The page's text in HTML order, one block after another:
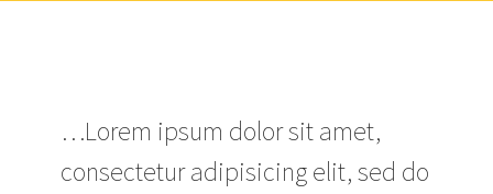
…Lorem ipsum dolor sit amet,
consectetur adipisicing elit, sed do